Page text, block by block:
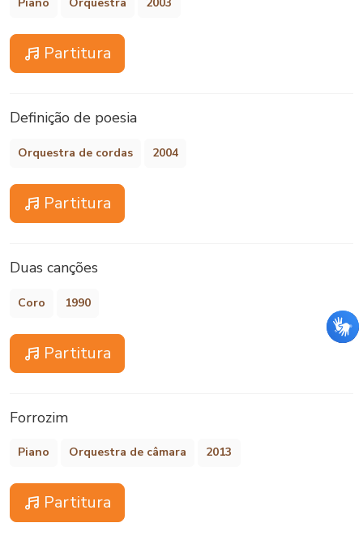
Partitura
Definição de poesia
Orquestra de cordas 2004
Partitura
Duas canções
Coro 1990
Partitura
Forrozim
Piano Orquestra de câmara 2013
Partitura